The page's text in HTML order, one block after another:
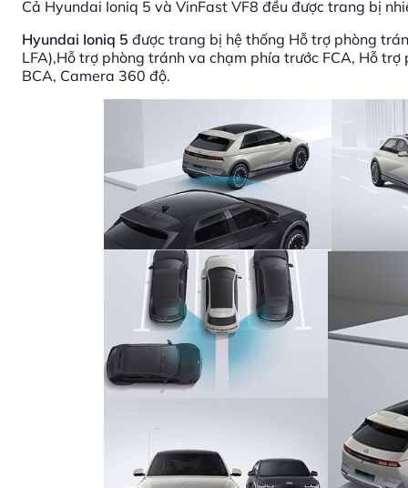
Cả Hyundai Ioniq 5 và VinFast VF8 đều được trang bị
Hyundai Ioniq 5 được trang bị hệ thống Hỗ trợ phòng
LFA),Hỗ trợ phòng tránh va chạm phía trước FCA, Hỗ
BCA, Camera 360 độ.